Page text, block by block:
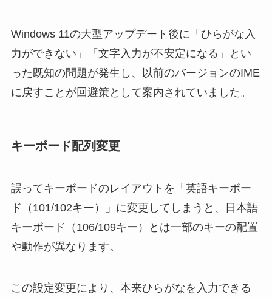
Windows 11の大型アップデート後に「ひらがな入
力ができない」「文字入力が不安定になる」とい
った既知の問題が発生し、以前のバージョンのIME
に戻すことが回避策として案内されていました。
キーボード配列変更
誤ってキーボードのレイアウトを「英語キーボー
ド（101/102キー）」に変更してしまうと、日本語
キーボード（106/109キー）とは一部のキーの配置
や動作が異なります。
この設定変更により、本来ひらがなを入力できる